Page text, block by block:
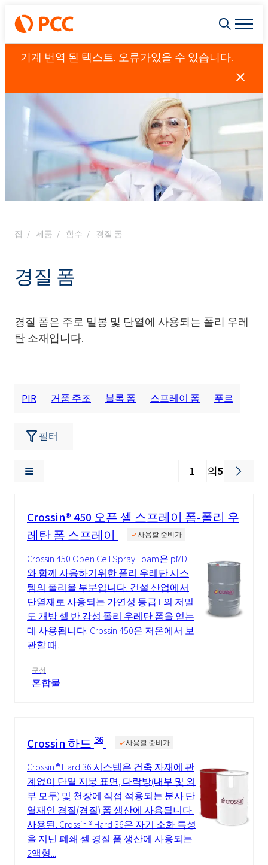
기계 번역 된 텍스트. 오류가있을 수 있습니다.
집 제품 함수 경질 폼
경질 폼
경질 폼은 주로 밀봉 및 단열에 사용되는 폴리 우레
탄 소재입니다.
PIR 거품 주조 블록 폼 스프레이 폼 푸르
필터
의5
Crossin® 450 오픈 셀 스프레이 폼-폴리 우
레탄 폼 스프레이
사용할 준비가
Crossin 450 Open Cell Spray Foam은 pMDI
와 함께 사용하기위한 폴리 우레탄 시스
템의 폴리올 부분입니다. 건설 산업에서
단열재로 사용되는 가연성 등급 E의 저밀
도 개방 셀 반 강성 폴리 우레탄 폼을 얻는
데 사용됩니다. Crossin 450은 저온에서 보
관할 때...
구성
혼합물
Crossin 하드 36 사용할 준비가
Crossin ® Hard 36 시스템은 건축 자재에 관
계없이 단열 지붕 표면, 다락방(내부 및 외
부 모두) 및 천장에 직접 적용되는 분사 단
열재인 경질(경질) 폼 생산에 사용됩니다.
사용된. Crossin ® Hard 36은 자기 소화 특성
을 지닌 폐쇄 셀 경질 폼 생산에 사용되는
2액형...